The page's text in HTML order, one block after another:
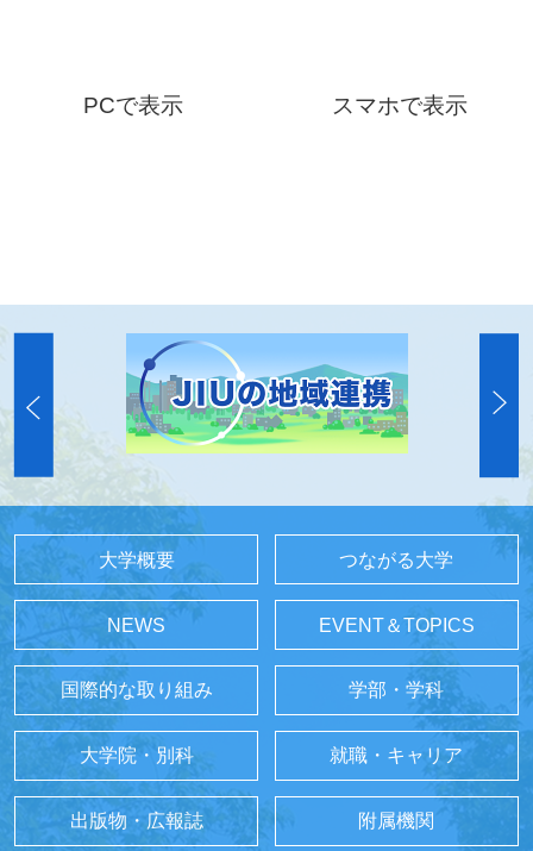
PCで表示 スマホで表示
大学概要 つながる大学
NEWS EVENT＆TOPICS
国際的な取り組み 学部・学科
大学院・別科 就職・キャリア
出版物・広報誌 附属機関